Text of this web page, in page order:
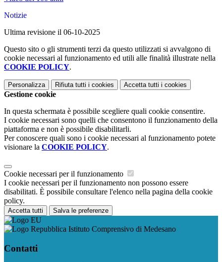
Notizie
Ultima revisione il 06-10-2025
Questo sito o gli strumenti terzi da questo utilizzati si avvalgono di
cookie necessari al funzionamento ed utili alle finalità illustrate nella
COOKIE POLICY.
Personalizza Rifiuta tutti i cookies Accetta tutti i cookies
Gestione cookie
In questa schermata è possibile scegliere quali cookie consentire.
I cookie necessari sono quelli che consentono il funzionamento della
piattaforma e non è possibile disabilitarli.
Per conoscere quali sono i cookie necessari al funzionamento potete
visionare la COOKIE POLICY.
Cookie necessari per il funzionamento
I cookie necessari per il funzionamento non possono essere
disabilitati. È possibile consultare l'elenco nella pagina della cookie
policy.
Accetta tutti Salva le preferenze
Istituto Comprensivo di Medesano
Contatti